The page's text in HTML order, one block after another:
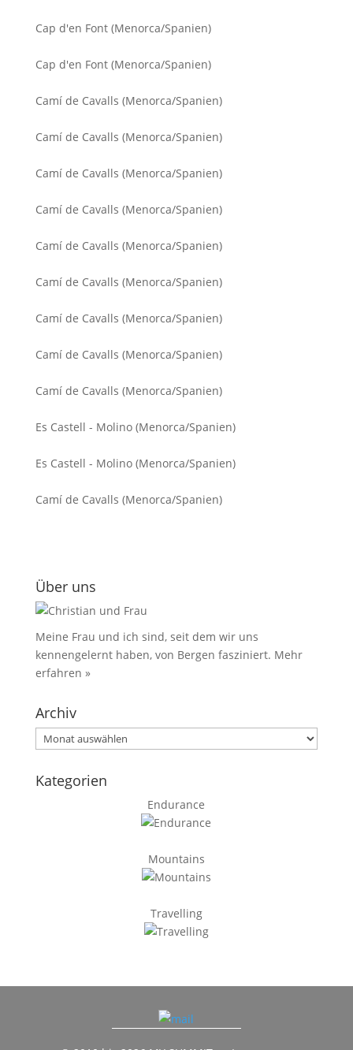
Cap d'en Font (Menorca/Spanien)
Cap d'en Font (Menorca/Spanien)
Camí de Cavalls (Menorca/Spanien)
Camí de Cavalls (Menorca/Spanien)
Camí de Cavalls (Menorca/Spanien)
Camí de Cavalls (Menorca/Spanien)
Camí de Cavalls (Menorca/Spanien)
Camí de Cavalls (Menorca/Spanien)
Camí de Cavalls (Menorca/Spanien)
Camí de Cavalls (Menorca/Spanien)
Camí de Cavalls (Menorca/Spanien)
Es Castell - Molino (Menorca/Spanien)
Es Castell - Molino (Menorca/Spanien)
Camí de Cavalls (Menorca/Spanien)
Über uns
Meine Frau und ich sind, seit dem wir uns
kennengelernt haben, von Bergen fasziniert. Mehr
erfahren »
Archiv
Archiv
Kategorien
Endurance
Mountains
Travelling